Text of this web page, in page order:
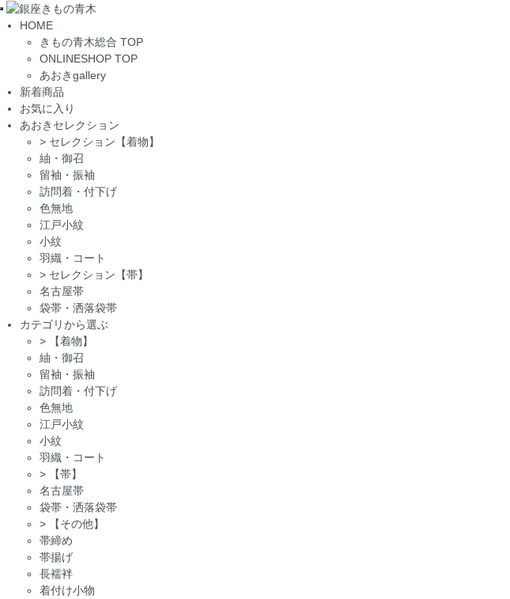
Toggle
navigation
HOME
きもの青木総合 TOP
ONLINESHOP TOP
あおきgallery
新着商品
お気に入り
あおきセレクション
> セレクション【着物】
紬・御召
留袖・振袖
訪問着・付下げ
色無地
江戸小紋
小紋
羽織・コート
> セレクション【帯】
名古屋帯
袋帯・洒落袋帯
カテゴリから選ぶ
>
【着物】
紬・御召
留袖・振袖
訪問着・付下げ
色無地
江戸小紋
小紋
羽織・コート
>
【帯】
名古屋帯
袋帯・洒落袋帯
>
【その他】
帯締め
帯揚げ
長襦袢
着付け小物